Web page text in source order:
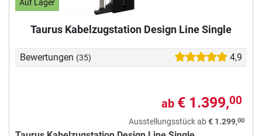
Auf Lager
Taurus Kabelzugstation Design Line Single
Bewertungen (35) 4,9
ab € 1.399,00
Ausstellungsstück ab€ 1.299,00